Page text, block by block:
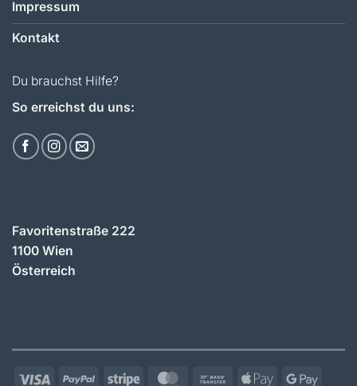
Impressum
Kontakt
Du brauchst Hilfe?
So erreichst du uns:
Favoritenstraße 222
1100 Wien
Österreich
Visa PayPal Stripe MasterCard
Bank
Apple